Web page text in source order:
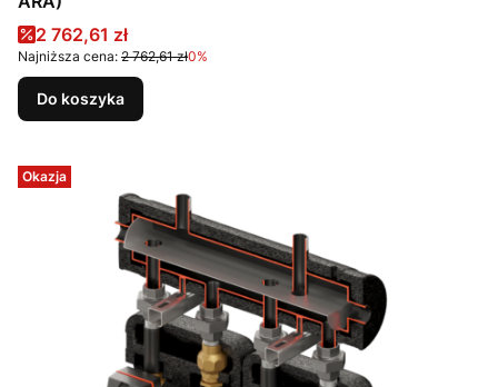
Cena promocyjna
2 762,61 zł
Najniższa cena: 2 762,61 zł0%
Do koszyka
Okazja